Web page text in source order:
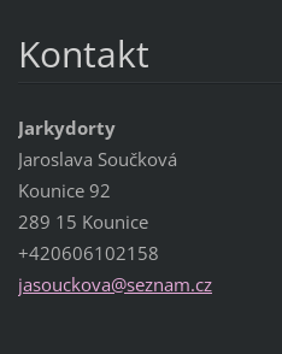
Kontakt
Jarkydorty
Jaroslava Součková
Kounice 92
289 15 Kounice
+420606102158
jasouckova@seznam.cz